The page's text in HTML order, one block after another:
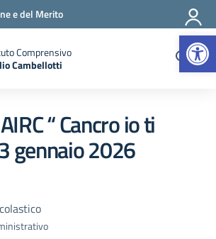
e del Merito
Comprensivo
Cambellotti
“ Cancro io ti
gennaio 2026